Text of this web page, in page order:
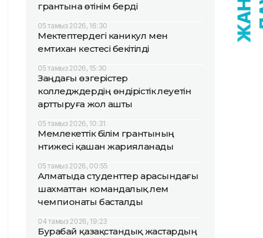
грантына өтінім берді
05 тамыз 2026, 16:30
Мектептердегі каникул мен
емтихан кестесі бекітілді
05 тамыз 2026, 15:30
Заңдағы өзгерістер
колледждердің өндірістік әлеуетін
арттыруға жол ашты
05 тамыз 2026, 10:31
Мемлекеттік білім грантының
нәтижесі қашан жарияланады
05 тамыз 2026, 00:55
Алматыда студенттер арасындағы
шахматтан командалық әлем
чемпионаты басталды
04 тамыз 2026, 19:23
Бурабай қазақстандық жастардың